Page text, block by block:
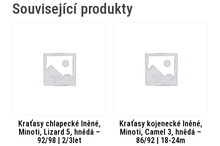
Související produkty
Kraťasy chlapecké lněné,
Minoti, Lizard 5, hnědá –
92/98 | 2/3let
Kraťasy kojenecké lněné,
Minoti, Camel 3, hnědá –
86/92 | 18-24m